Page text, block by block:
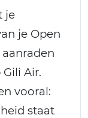
je
je Open
aanraden
Air.
vooral:
staat